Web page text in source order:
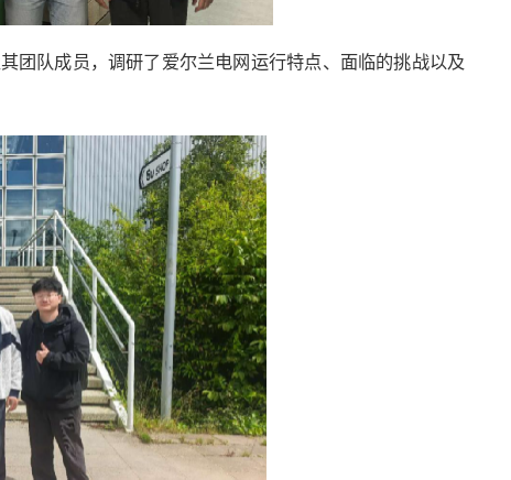
团队成员，调研了爱尔兰电网运行特点、面临的挑战以及